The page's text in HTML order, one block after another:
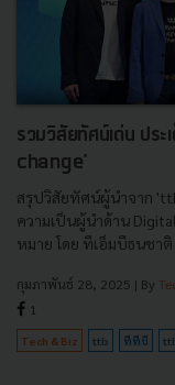
รวมวิสัยทัศน์เด่น ปร
change'
สรุปวิสัยทัศน์ผู้นำจาก
ความเป็นผู้นำด้าน
หมาย โดย ทีเอ็มบีธนชา
กุมภาพันธ์ 28, 2025 | By
1
Tech & Biz ttb ทีทีบี